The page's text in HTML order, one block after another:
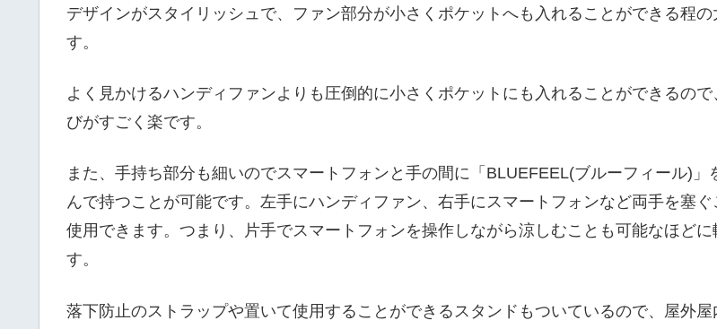
デザインがスタイリッシュで、ファン部分が小さくポケットへも入れることができる程の
す。
よく見かけるハンディファンよりも圧倒的に小さくポケットにも入れることができるので
びがすごく楽です。
また、手持ち部分も細いのでスマートフォンと手の間に「BLUEFEEL(ブルーフィール)」
んで持つことが可能です。左手にハンディファン、右手にスマートフォンなど両手を塞ぐ
使用できます。つまり、片手でスマートフォンを操作しながら涼しむことも可能なほどに
す。
落下防止のストラップや置いて使用することができるスタンドもついているので、屋外屋